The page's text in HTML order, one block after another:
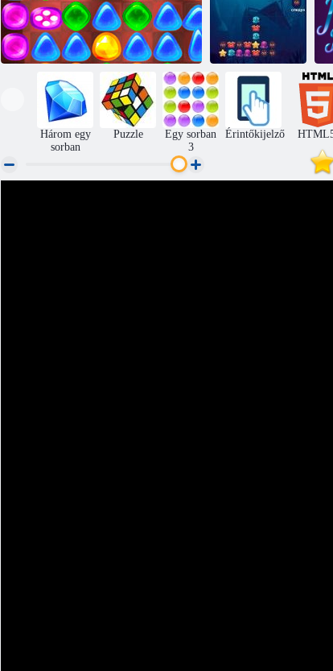
Candy Rain 4
Óceáni ütközés
Három egy
sorban
Puzzle
Egy sorban
3
Érintőkijelző